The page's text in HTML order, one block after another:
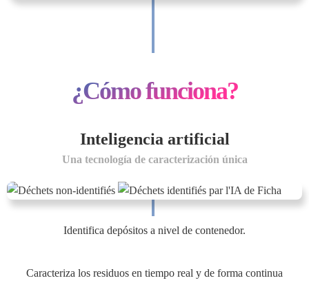
¿Cómo funciona?
Inteligencia artificial
Una tecnología de caracterización única
Identifica depósitos a nivel de contenedor.
Caracteriza los residuos en tiempo real y de forma continua